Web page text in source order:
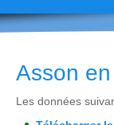
Asson
Les données